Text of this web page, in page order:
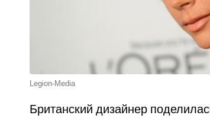
Legion-Media
Британский дизайнер